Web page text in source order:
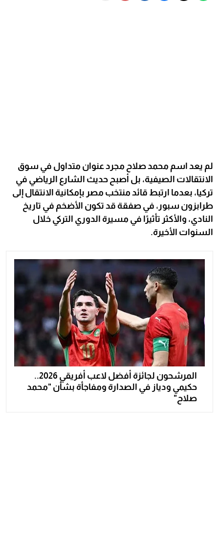
لم يعد اسم محمد صلاح مجرد عنوان متداول في سوق
الانتقالات الصيفية، بل أصبح حديث الشارع الرياضي في
تركيا، بعدما ارتبط قائد منتخب مصر بإمكانية الانتقال إلى
طرابزون سبور، في صفقة قد تكون الأضخم في تاريخ
النادي، والأكثر تأثيرًا في مسيرة الدوري التركي خلال
السنوات الأخيرة.
المرشحون لجائزة أفضل لاعب أفريقي 2026..
حكيمي ودياز في الصدارة ومفاجأة بشأن "محمد
صلاح"